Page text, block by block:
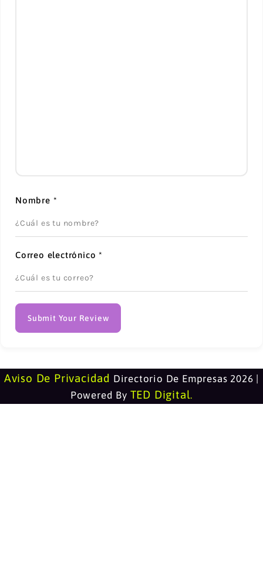
Nombre *
Correo electrónico*
Submit Your Review
Aviso De Privacidad Directorio De Empresas 2026 |
Powered By TED Digital.